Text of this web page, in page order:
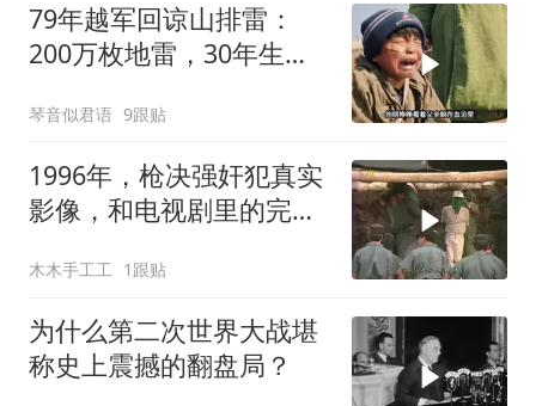
79年越军回谅山排雷：
200万枚地雷，30年生死
琴音似君语 9跟贴
1996年，枪决强奸犯真实
影像，和电视剧里的完全
木木手工工 1跟贴
为什么第二次世界大战堪
称史上震撼的翻盘局？